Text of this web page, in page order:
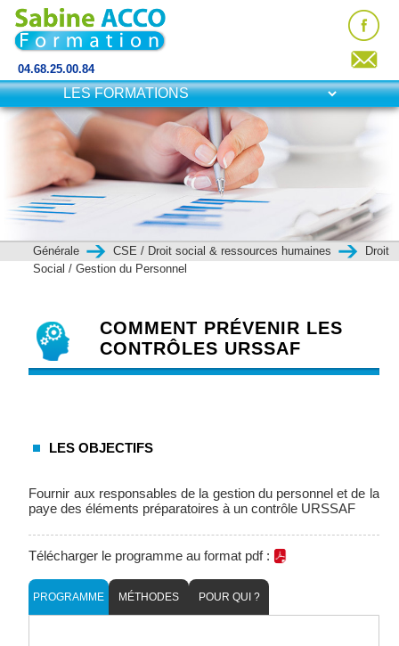
04.68.25.00.84
Générale CSE / Droit social & ressources humaines
Droit
Social / Gestion du Personnel
COMMENT PRÉVENIR LES
CONTRÔLES URSSAF
LES OBJECTIFS
Fournir aux responsables de la gestion du personnel et de la
paye des éléments préparatoires à un contrôle URSSAF
Télécharger le programme au format pdf :
PROGRAMME MÉTHODES POUR QUI ?